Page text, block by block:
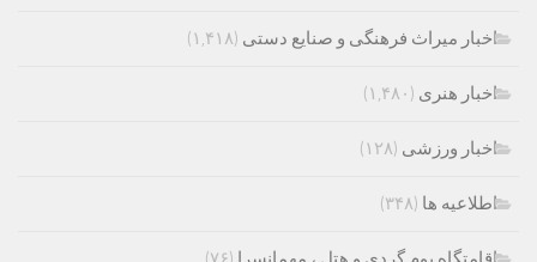
اخبار میراث فرهنگی و صنایع دستی (۱,۴۱۸)
اخبار هنری (۱,۴۸۰)
اخبار ورزشی (۱۲۸)
اطلاعیه ها (۳۴۸)